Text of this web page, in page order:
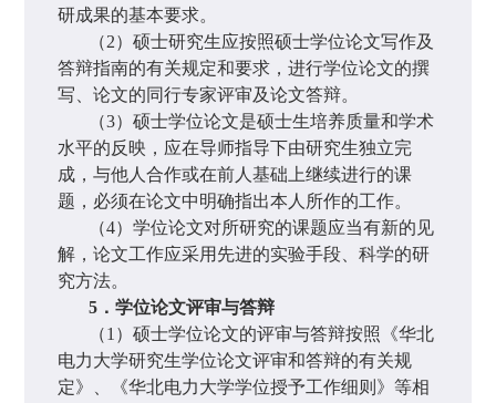
研成果的基本要求。
（2）硕士研究生应按照硕士学位论文写作及
答辩指南的有关规定和要求，进行学位论文的撰
写、论文的同行专家评审及论文答辩。
（3）硕士学位论文是硕士生培养质量和学术
水平的反映，应在导师指导下由研究生独立完
成，与他人合作或在前人基础上继续进行的课
题，必须在论文中明确指出本人所作的工作。
（4）学位论文对所研究的课题应当有新的见
解，论文工作应采用先进的实验手段、科学的研
究方法。
5 ．学位论文评审与答辩
（1）硕士学位论文的评审与答辩按照《华北
电力大学研究生学位论文评审和答辩的有关规
定》、《华北电力大学学位授予工作细则》等相